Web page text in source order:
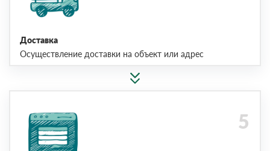
Доставка
Осуществление доставки на объект или адрес